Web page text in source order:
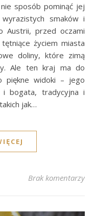
sposób pominąć jej
wyrazistych smaków i
Austrii, przed oczami
życiem miasta
doliny, które zimą
Ale ten kraj ma do
piękne widoki – jego
i bogata, tradycyjna i
jak…
Brak komentarzy